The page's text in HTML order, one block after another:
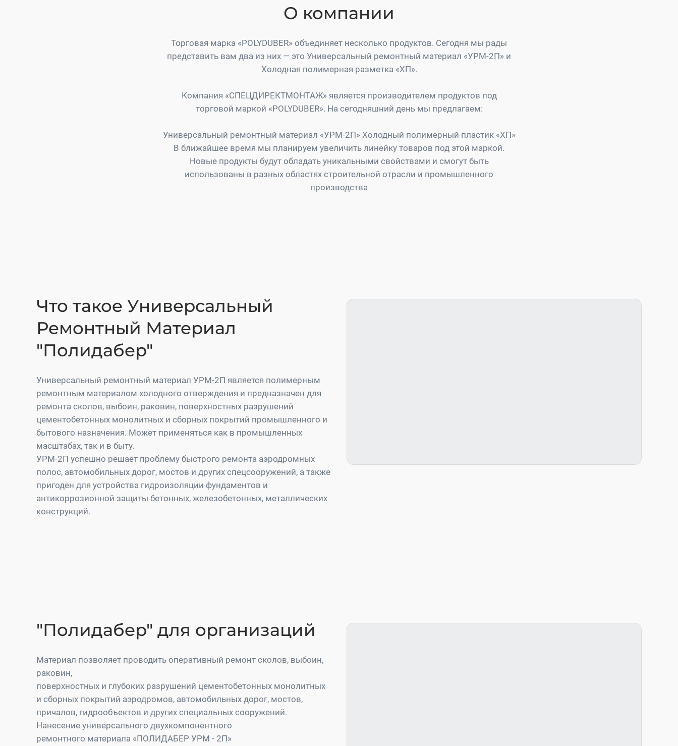
О компании
Торговая марка «POLYDUBER» объединяет несколько продуктов. Сегодня мы рады
представить вам два из них — это Универсальный ремонтный материал «УРМ-2П» и
Холодная полимерная разметка «ХП».
Компания «СПЕЦДИРЕКТМОНТАЖ» является производителем продуктов под
торговой маркой «POLYDUBER». На сегодняшний день мы предлагаем:
Универсальный ремонтный материал «УРМ-2П» Холодный полимерный пластик «ХП»
В ближайшее время мы планируем увеличить линейку товаров под этой маркой.
Новые продукты будут обладать уникальными свойствами и смогут быть
использованы в разных областях строительной отрасли и промышленного
производства
Что такое Универсальный
Ремонтный Материал
"Полидабер"
Универсальный ремонтный материал УРМ-2П является полимерным
ремонтным материалом холодного отверждения и предназначен для
ремонта сколов, выбоин, раковин, поверхностных разрушений
цементобетонных монолитных и сборных покрытий промышленного и
бытового назначения. Может применяться как в промышленных
масштабах, так и в быту.
УРМ-2П успешно решает проблему быстрого ремонта аэродромных
полос, автомобильных дорог, мостов и других спецсооружений, а также
пригоден для устройства гидроизоляции фундаментов и
антикоррозионной защиты бетонных, железобетонных, металлических
конструкций.
"Полидабер" для организаций
Материал позволяет проводить оперативный ремонт сколов, выбоин,
раковин,
поверхностных и глубоких разрушений цементобетонных монолитных
и сборных покрытий аэродромов, автомобильных дорог, мостов,
причалов, гидрообъектов и других специальных сооружений.
Нанесение универсального двухкомпонентного
ремонтного материала «ПОЛИДАБЕР УРМ - 2П»